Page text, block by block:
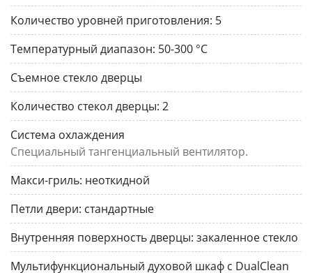
Количество уровней приготовления: 5
Температурный диапазон: 50-300 °С
Съемное стекло дверцы
Количество стекол дверцы: 2
Система охлаждения
Специальный тангенциальный вентилятор.
Макси-гриль: неоткидной
Петли двери: стандартные
Внутренняя поверхность дверцы: закаленное стекло
Мультифункциональный духовой шкаф с DualClean